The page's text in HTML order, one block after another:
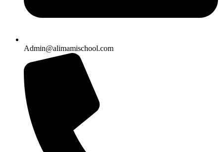
Admin@alimamischool.com